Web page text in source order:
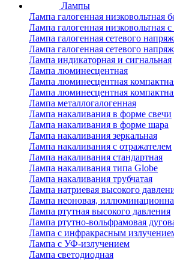
Лампы
Лампа галогенная низковольтная
Лампа галогенная низковольтная
Лампа галогенная сетевого
Лампа галогенная сетевого
Лампа индикаторная и сигнальная
Лампа люминесцентная
Лампа люминесцентная
Лампа люминесцентная
Лампа металлогалогенная
Лампа накаливания в форме свечи
Лампа накаливания в форме шара
Лампа накаливания зеркальная
Лампа накаливания с отражателем
Лампа накаливания стандартная
Лампа накаливания типа Globe
Лампа накаливания трубчатая
Лампа натриевая высокого
Лампа неоновая,
Лампа ртутная высокого давления
Лампа ртутно-вольфрамовая
Лампа с инфракрасным
Лампа с УФ-излучением
Лампа светодиодная